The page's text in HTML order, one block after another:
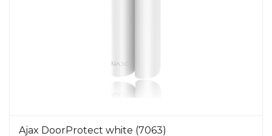
Ajax DoorProtect white (7063)